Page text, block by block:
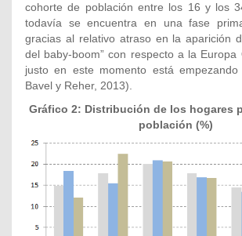
cohorte de población entre los 16 y los
todavía se encuentra en una fase
gracias al relativo atraso en la aparición
del baby-boom” con respecto a la Europa
justo en este momento está
Bavel y Reher, 2013).
Gráfico 2: Distribución de los hogares
población (%)